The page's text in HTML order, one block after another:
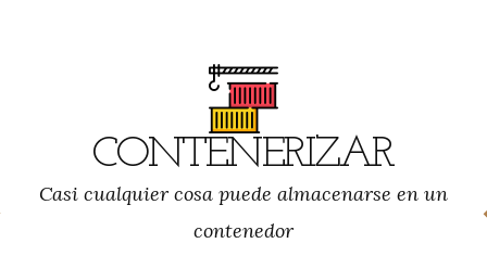
CONTENERIZAR
Casi cualquier cosa puede almacenarse en un
contenedor